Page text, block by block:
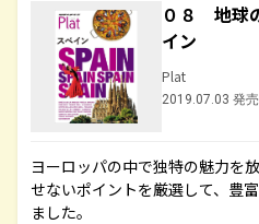
０８ 地球
イン
Plat
2019.07.03 発売
ヨーロッパの中で独特の魅力を
せないポイントを厳選して、豊
ました。